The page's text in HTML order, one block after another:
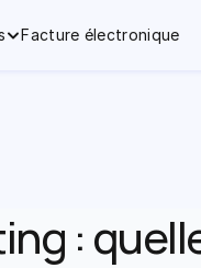
Facture électronique
: